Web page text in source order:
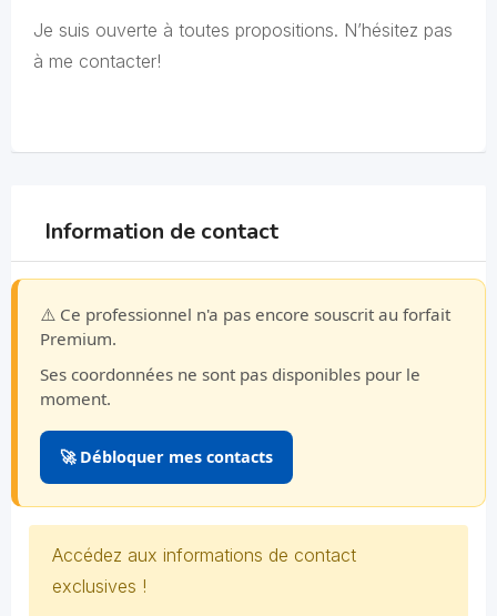
Je suis ouverte à toutes propositions. N’hésitez pas
à me contacter!
Information de contact
⚠️ Ce professionnel n'a pas encore souscrit au forfait
Premium.
Ses coordonnées ne sont pas disponibles pour le
moment.
🚀 Débloquer mes contacts
Accédez aux informations de contact
exclusives !